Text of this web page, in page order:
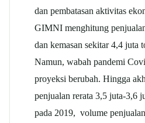
dan pembatasan aktivitas
GIMNI menghitung
dan kemasan sekitar 4,4 juta
Namun, wabah pandemi
proyeksi berubah. Hingga
penjualan rerata 3,5 juta-3,6
pada 2019, volume